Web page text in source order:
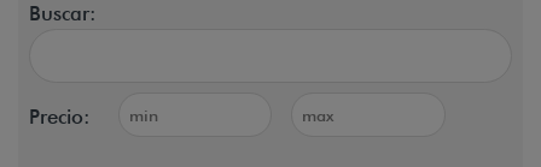
Buscar:
Precio: